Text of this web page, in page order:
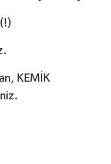
KEMİK